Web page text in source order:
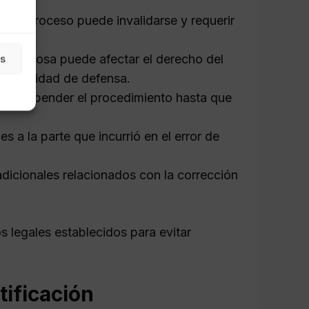
el proceso puede invalidarse y requerir
puede afectar el derecho del
de defensa.
suspender el procedimiento hasta que
a la parte que incurrió en el error de
relacionados con la corrección
legales establecidos para evitar